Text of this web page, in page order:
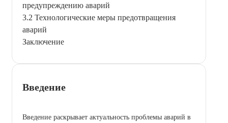
предупреждению аварий
3.2 Технологические меры предотвращения
аварий
Заключение
Введение
Введение раскрывает актуальность проблемы аварий в